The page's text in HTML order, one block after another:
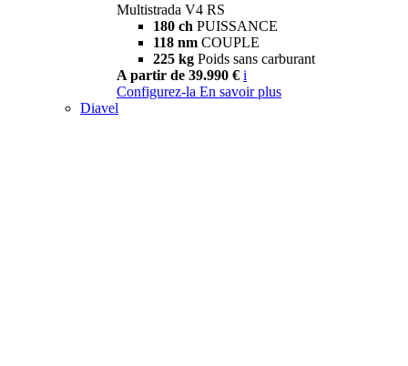
Multistrada V4 RS
180 ch PUISSANCE
118 nm COUPLE
225 kg Poids sans carburant
A partir de 39.990 € i
Configurez-la En savoir plus
Diavel